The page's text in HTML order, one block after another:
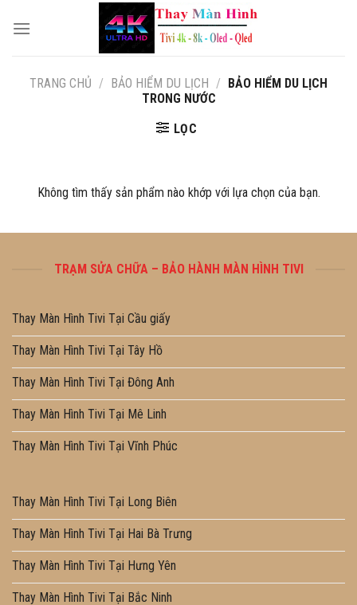
TRANG CHỦ / BẢO HIỂM DU LỊCH / BẢO HIỂM DU LỊCH
TRONG NƯỚC
LỌC
Không tìm thấy sản phẩm nào khớp với lựa chọn của bạn.
TRẠM SỬA CHỮA – BẢO HÀNH MÀN HÌNH TIVI
Thay Màn Hình Tivi Tại Cầu giấy
Thay Màn Hình Tivi Tại Tây Hồ
Thay Màn Hình Tivi Tại Đông Anh
Thay Màn Hình Tivi Tại Mê Linh
Thay Màn Hình Tivi Tại Vĩnh Phúc
Thay Màn Hình Tivi Tại Long Biên
Thay Màn Hình Tivi Tại Hai Bà Trưng
Thay Màn Hình Tivi Tại Hưng Yên
Thay Màn Hình Tivi Tại Bắc Ninh